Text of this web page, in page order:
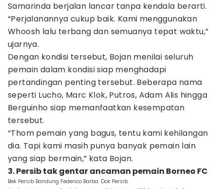
Samarinda berjalan lancar tanpa kendala berarti.
“Perjalanannya cukup baik. Kami menggunakan
Whoosh lalu terbang dan semuanya tepat waktu,”
ujarnya.
Dengan kondisi tersebut, Bojan menilai seluruh
pemain dalam kondisi siap menghadapi
pertandingan penting tersebut. Beberapa nama
seperti Lucho, Marc Klok, Putros, Adam Alis hingga
Berguinho siap memanfaatkan kesempatan
tersebut.
“Thom pemain yang bagus, tentu kami kehilangan
dia. Tapi kami masih punya banyak pemain lain
yang siap bermain,” kata Bojan.
3. Persib tak gentar ancaman pemain Borneo FC
Bek Persib Bandung Federico Barba. Dok Persib